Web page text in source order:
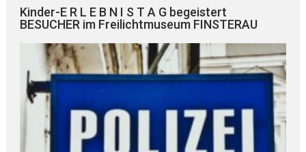
Kinder-E R L E B N I S T A G begeistert
BESUCHER im Freilichtmuseum FINSTERAU